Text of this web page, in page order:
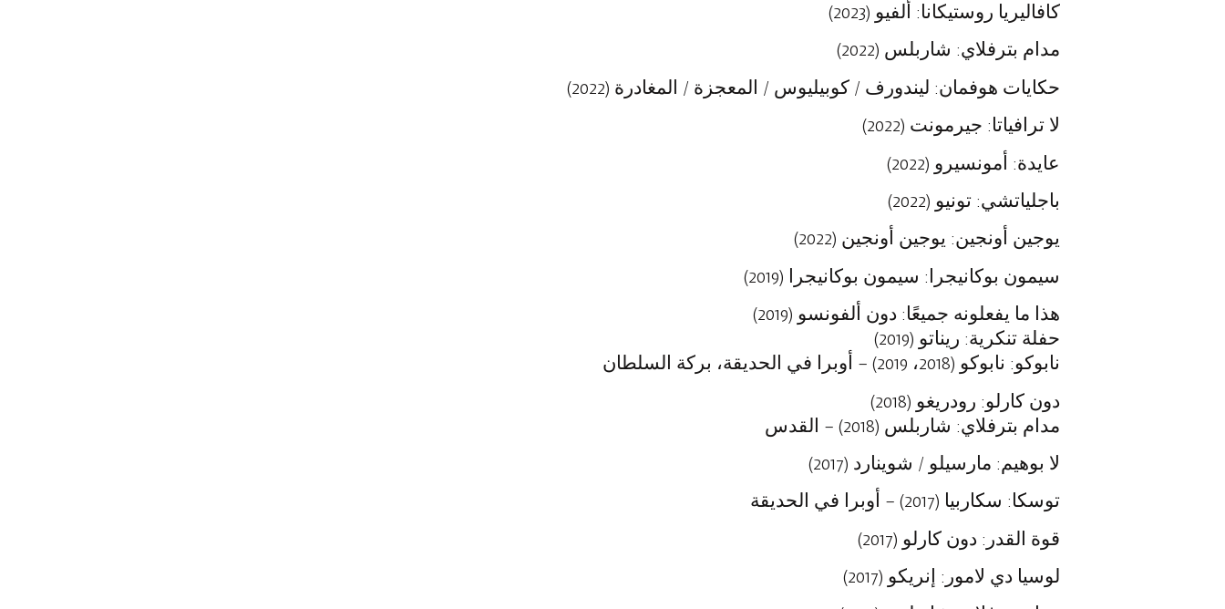
كافاليريا روستيكانا: ألفيو (2023)
مدام بترفلاي: شاربلس (2022)
حكايات هوفمان: ليندورف / كوبيليوس / المعجزة / المغادرة (2022)
لا ترافياتا: جيرمونت (2022)
عايدة: أمونسيرو (2022)
باجلياتشي: تونيو (2022)
يوجين أونجين: يوجين أونجين (2022)
سيمون بوكانيجرا: سيمون بوكانيجرا (2019)
هذا ما يفعلونه جميعًا: دون ألفونسو (2019)
حفلة تنكرية: ريناتو (2019)
نابوكو: نابوكو (2018، 2019) – أوبرا في الحديقة، بركة السلطان
دون كارلو: رودريغو (2018)
مدام بترفلاي: شاربلس (2018) – القدس
لا بوهيم: مارسيلو / شوينارد (2017)
توسكا: سكاربيا (2017) – أوبرا في الحديقة
قوة القدر: دون كارلو (2017)
لوسيا دي لامور: إنريكو (2017)